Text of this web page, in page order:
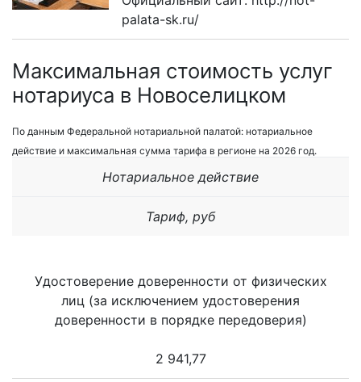
palata-sk.ru/
Максимальная стоимость услуг
нотариуса в Новоселицком
По данным Федеральной нотариальной палатой: нотариальное
действие и максимальная сумма тарифа в регионе на 2026 год.
Нотариальное действие
Тариф, руб
Удостоверение доверенности от физических
лиц (за исключением удостоверения
доверенности в порядке передоверия)
2 941,77